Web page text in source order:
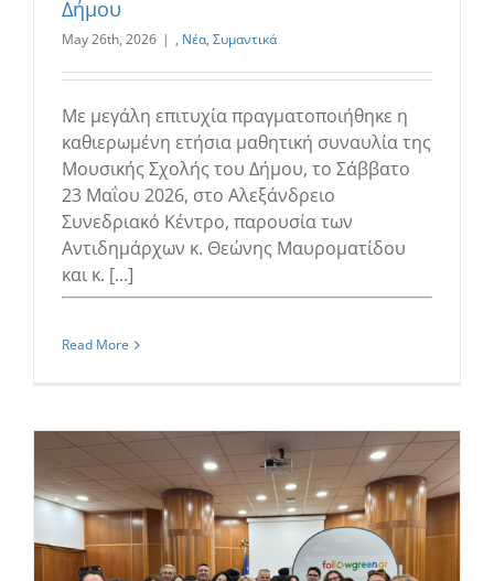
Δήμου
May 26th, 2026 | , Νέα, Συμαντικά
Με μεγάλη επιτυχία πραγματοποιήθηκε η
καθιερωμένη ετήσια μαθητική συναυλία της
Μουσικής Σχολής του Δήμου, το Σάββατο
23 Μαΐου 2026, στο Αλεξάνδρειο
Συνεδριακό Κέντρο, παρουσία των
Αντιδημάρχων κ. Θεώνης Μαυροματίδου
και κ. [...]
Read More